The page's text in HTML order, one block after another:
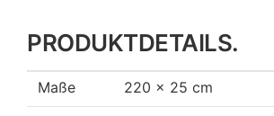
PRODUKTDETAILS.
Maße
220 × 25 cm